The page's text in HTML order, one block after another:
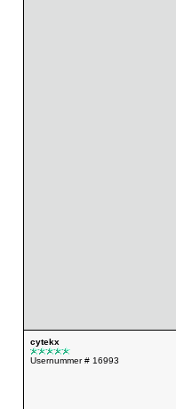
cytekx
Usernummer # 16993